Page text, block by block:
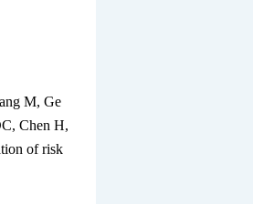
M, Ge
Chen H,
of risk